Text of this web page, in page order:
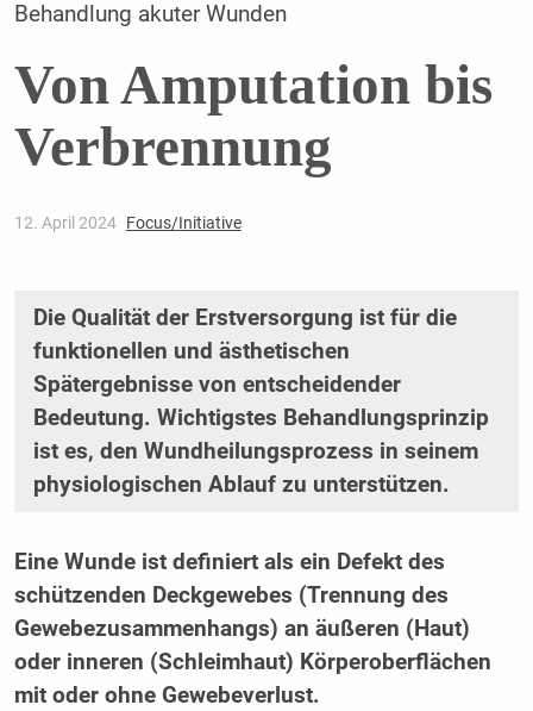
Behandlung akuter Wunden
Von Amputation bis
Verbrennung
12. April 2024 Focus/Initiative
Die Qualität der Erstversorgung ist für die
funktionellen und ästhetischen
Spätergebnisse von entscheidender
Bedeutung. Wichtigstes Behandlungsprinzip
ist es, den Wundheilungsprozess in seinem
physiologischen Ablauf zu unterstützen.
Eine Wunde ist definiert als ein Defekt des
schützenden Deckgewebes (Trennung des
Gewebezusammenhangs) an äußeren (Haut)
oder inneren (Schleimhaut) Körperoberflächen
mit oder ohne Gewebeverlust.